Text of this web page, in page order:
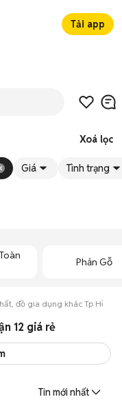
Tải app
Xoá lọc
Giá Tình trạng
Phản Gỗ
đồ gia dụng khác Tp Hồ
12 giá rẻ
Tin mới nhất